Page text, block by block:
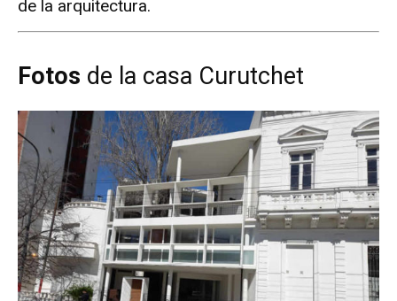
de la arquitectura.
Fotos de la casa Curutchet